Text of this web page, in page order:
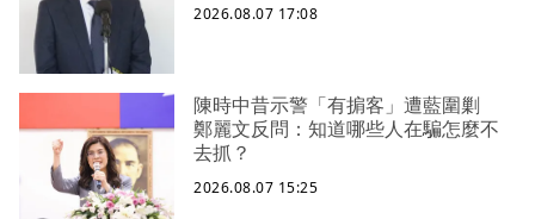
2026.08.07 17:08
陳時中昔示警「有掮客」遭藍圍剿
鄭麗文反問：知道哪些人在騙怎麼不
去抓？
2026.08.07 15:25